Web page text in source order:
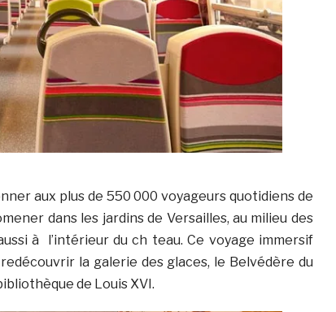
aux plus de 550 000 voyageurs quotidiens de
dans les jardins de Versailles, au milieu des
à l’intérieur du ch teau. Ce voyage immersif
la galerie des glaces, le Belvédère du
de Louis XVI.